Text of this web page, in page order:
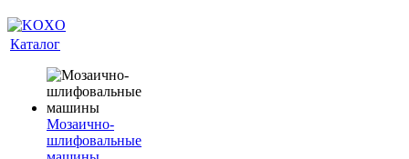
Каталог
Мозаично-
шлифовальные